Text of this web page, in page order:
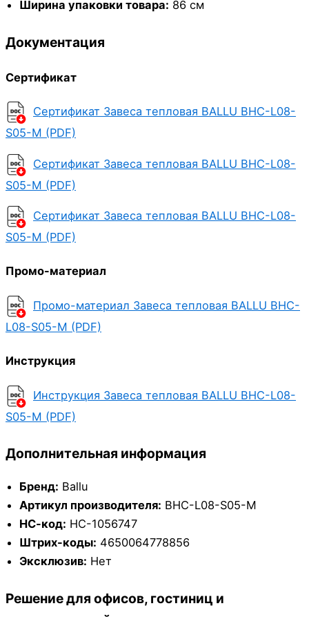
Ширина упаковки товара: 86 см
Документация
Сертификат
Сертификат Завеса тепловая BALLU BHC-L08-
S05-M (PDF)
Сертификат Завеса тепловая BALLU BHC-L08-
S05-M (PDF)
Сертификат Завеса тепловая BALLU BHC-L08-
S05-M (PDF)
Промо-материал
Промо-материал Завеса тепловая BALLU BHC-
L08-S05-M (PDF)
Инструкция
Инструкция Завеса тепловая BALLU BHC-L08-
S05-M (PDF)
Дополнительная информация
Бренд: Ballu
Артикул производителя: BHC-L08-S05-M
НС-код: НС-1056747
Штрих-коды: 4650064778856
Эксклюзив: Нет
Решение для офисов, гостиниц и